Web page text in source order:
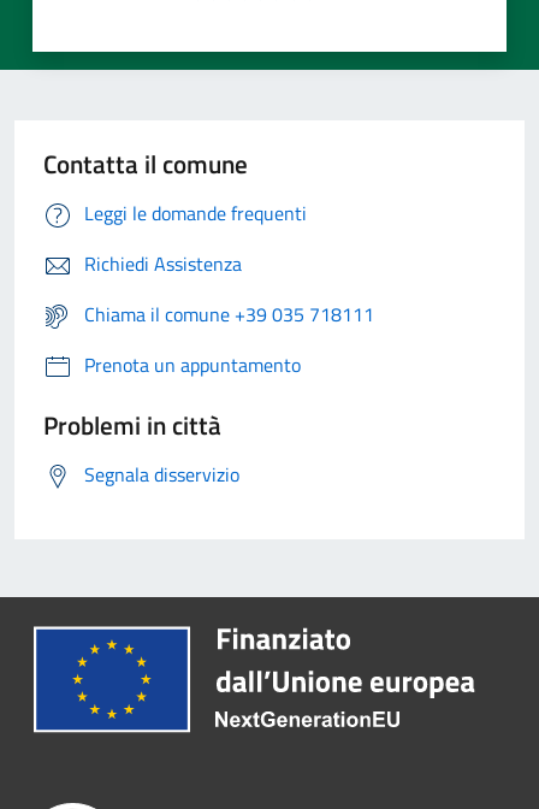
Contatta il comune
Leggi le domande frequenti
Richiedi Assistenza
Chiama il comune +39 035 718111
Prenota un appuntamento
Problemi in città
Segnala disservizio